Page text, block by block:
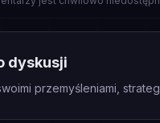
dyskusji
przemyśleniami,